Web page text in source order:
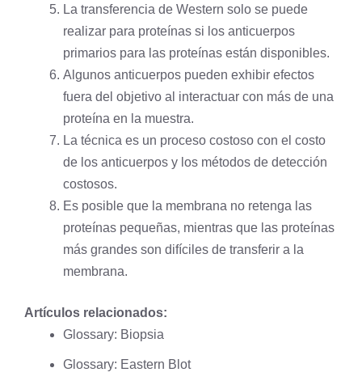
La transferencia de Western solo se puede
realizar para proteínas si los anticuerpos
primarios para las proteínas están disponibles.
Algunos anticuerpos pueden exhibir efectos
fuera del objetivo al interactuar con más de una
proteína en la muestra.
La técnica es un proceso costoso con el costo
de los anticuerpos y los métodos de detección
costosos.
Es posible que la membrana no retenga las
proteínas pequeñas, mientras que las proteínas
más grandes son difíciles de transferir a la
membrana.
Artículos relacionados:
Glossary: Biopsia
Glossary: Eastern Blot